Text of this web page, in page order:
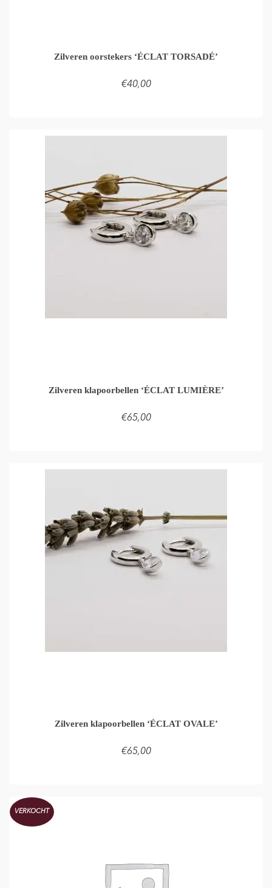
Zilveren oorstekers ‘ÉCLAT TORSADÉ’
€40,00
Zilveren klapoorbellen ‘ÉCLAT LUMIÈRE’
€65,00
Zilveren klapoorbellen ‘ÉCLAT OVALE’
€65,00
VERKOCHT